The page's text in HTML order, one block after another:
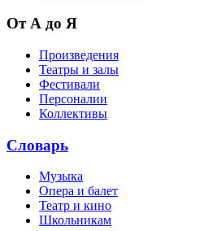
От А до Я
Произведения
Театры и залы
Фестивали
Персоналии
Коллективы
Словарь
Музыка
Опера и балет
Театр и кино
Школьникам